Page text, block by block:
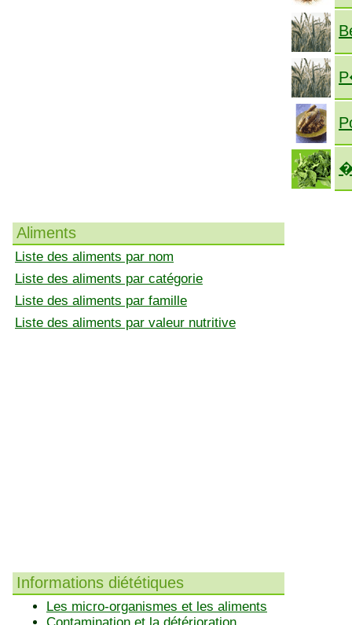
Aliments
Liste des aliments par nom
Liste des aliments par catégorie
Liste des aliments par famille
Liste des aliments par valeur nutritive
Informations diététiques
Les micro-organismes et les aliments